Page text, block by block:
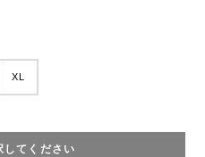
XL
してください